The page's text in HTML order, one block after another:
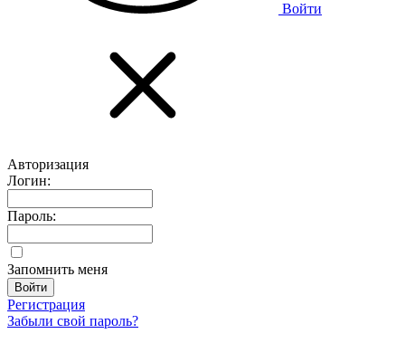
Войти
Авторизация
Логин:
Пароль:
Запомнить меня
Регистрация
Забыли свой пароль?